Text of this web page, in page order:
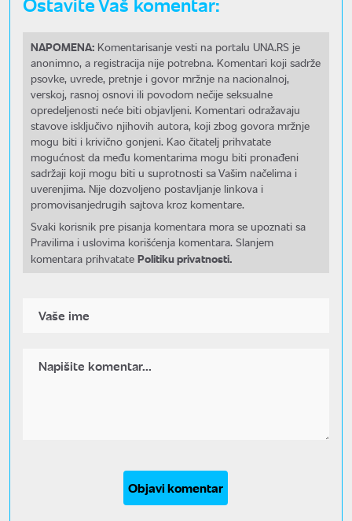
NAPOMENA: Komentarisanje vesti na portalu UNA.RS je
anonimno, a registracija nije potrebna. Komentari koji sadrže
psovke, uvrede, pretnje i govor mržnje na nacionalnoj,
verskoj, rasnoj osnovi ili povodom nečije seksualne
opredeljenosti neće biti objavljeni. Komentari odražavaju
stavove isključivo njihovih autora, koji zbog govora mržnje
mogu biti i krivično gonjeni. Kao čitatelj prihvatate
mogućnost da među komentarima mogu biti pronađeni
sadržaji koji mogu biti u suprotnosti sa Vašim načelima i
uverenjima. Nije dozvoljeno postavljanje linkova i
promovisanjedrugih sajtova kroz komentare.
Svaki korisnik pre pisanja komentara mora se upoznati sa
Pravilima i uslovima korišćenja komentara. Slanjem
komentara prihvatate Politiku privatnosti.
Objavi komentar